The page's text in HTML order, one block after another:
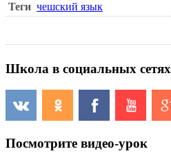
Теги чешский язык
Школа в социальных сетях
Посмотрите видео-урок